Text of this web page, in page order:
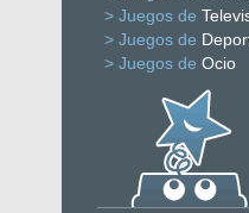
> Juegos de
> Juegos de
> Juegos de Ocio